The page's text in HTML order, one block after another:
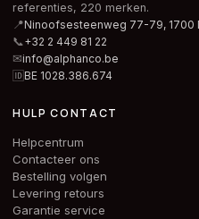
referenties, 220 merken.
📍Ninoofsesteenweg 77-79, 1700
📞+32 2 449 81 22
✉info@alphanco.be
🆔BE 1028.386.674
HULP CONTACT
Helpcentrum
Contacteer ons
Bestelling volgen
Levering retours
Garantie service